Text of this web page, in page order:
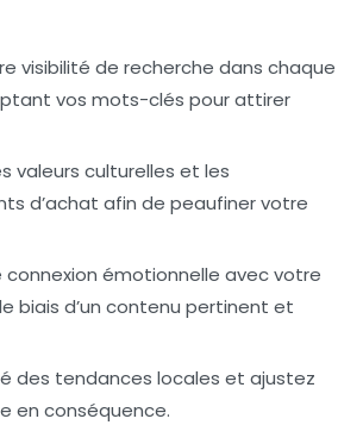
visibilité de recherche dans chaque
vos mots-clés pour attirer
valeurs culturelles et les
d’achat afin de peaufiner votre
connexion émotionnelle avec votre
biais d’un contenu pertinent et
des tendances locales et ajustez
en conséquence.